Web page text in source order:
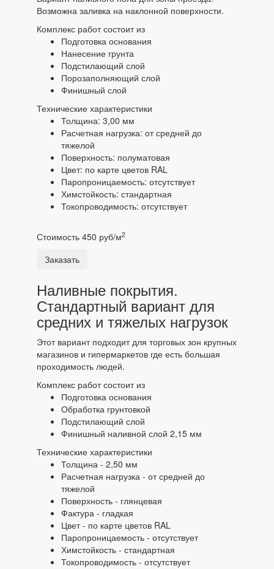
Возможна заливка на наклонной поверхности.
Комплекс работ состоит из
Подготовка основания
Нанесение грунта
Подстилающий слой
Порозаполняющий слой
Финишный слой
Технические характеристики
Толщина: 3,00 мм
Расчетная нагрузка: от средней до
тяжелой
Поверхность: полуматовая
Цвет: по карте цветов RAL
Паропроницаемость: отсутствует
Химстойкость: стандартная
Токопроводимость: отсутствует
Стоимость 450 руб/м2
Заказать
Наливные покрытия.
Стандартный вариант для
средних и тяжелых нагрузок
Этот вариант подходит для торговых зон крупных
магазинов и гипермаркетов где есть большая
проходимость людей.
Комплекс работ состоит из
Подготовка основания
Обработка грунтовкой
Подстилающий слой
Финишный наливной слой 2,15 мм
Технические характеристики
Толщина - 2,50 мм
Расчетная нагрузка - от средней до
тяжелой
Поверхность - глянцевая
Фактура - гладкая
Цвет - по карте цветов RAL
Паропроницаемость - отсутствует
Химстойкость - стандартная
Токопроводимость - отсутствует